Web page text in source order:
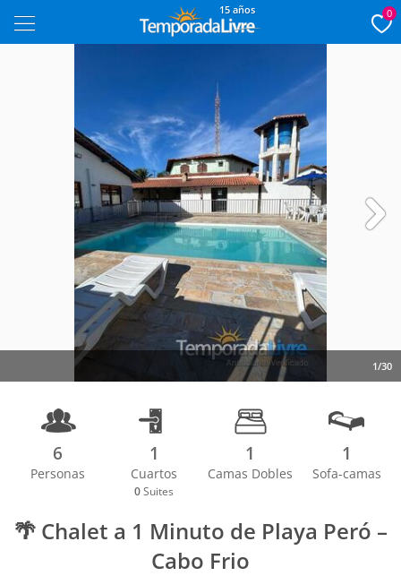
15 años 0
1/30
6
Personas
1
Cuartos
0 Suites
1
Camas Dobles
1
Sofa-camas
🌴 Chalet a 1 Minuto de Playa Peró –
Cabo Frio